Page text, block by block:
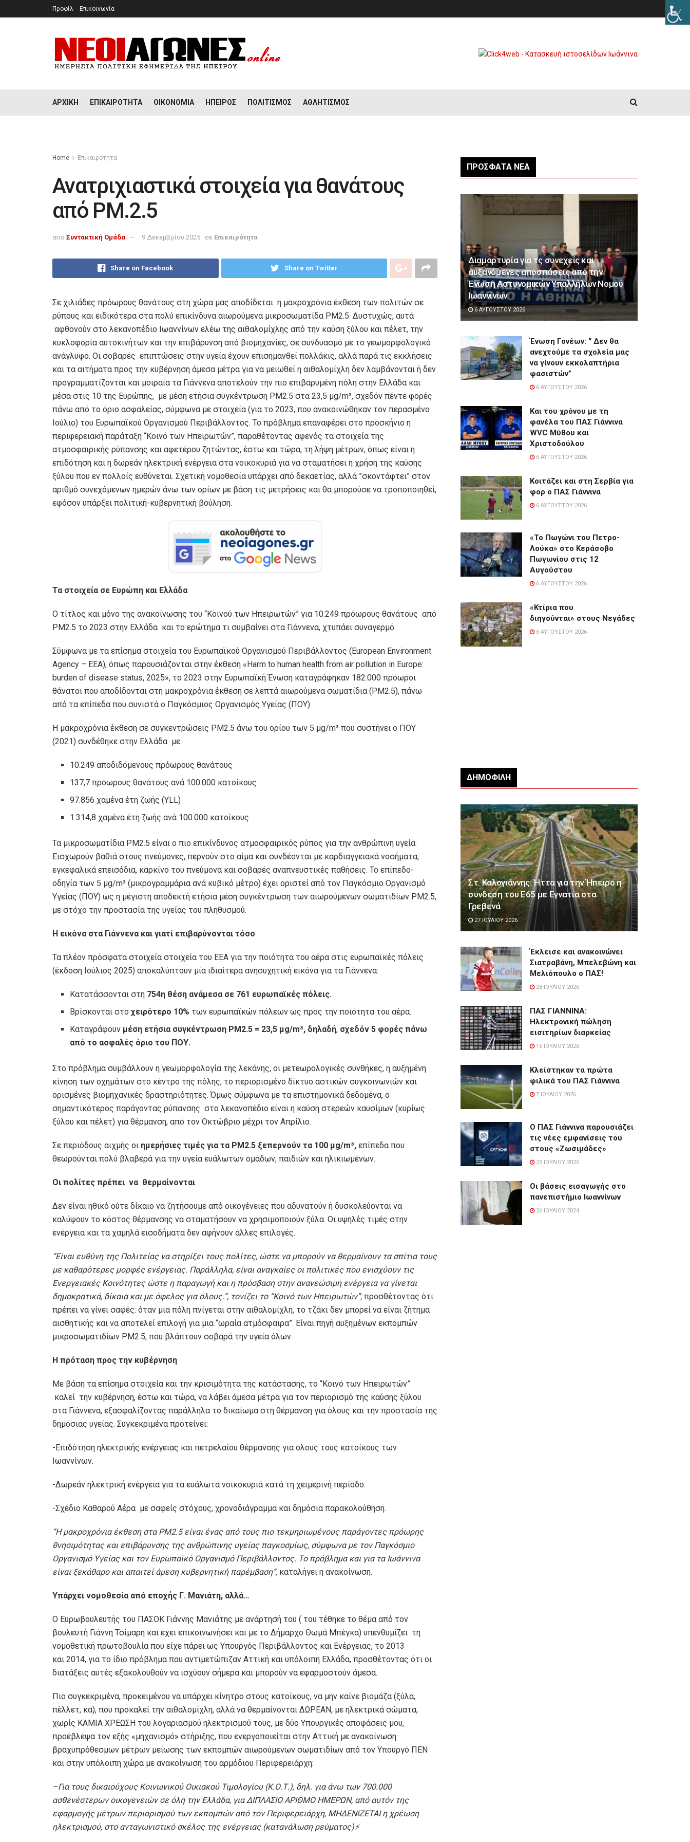
Προφίλ Επικοινωνία
ΑΡΧΙΚΉ ΕΠΙΚΑΙΡΌΤΗΤΑ ΟΙΚΟΝΟΜΊΑ ΉΠΕΙΡΟΣ ΠΟΛΙΤΙΣΜΌΣ ΑΘΛΗΤΙΣΜΌΣ
Home Επικαιρότητα
Ανατριχιαστικά στοιχεία για θανάτους
από PM.2.5
από Συντακτική Ομάδα 9 Δεκεμβρίου 2025 σε Επικαιρότητα
Share on Facebook Share on Twitter
Σε χιλιάδες πρόωρους θανάτους στη χώρα μας αποδίδεται η μακροχρόνια έκθεση των πολιτών σε
ρύπους και ειδικότερα στα πολύ επικίνδυνα αιωρούμενα μικροσωματίδα PM2.5. Δυστυχώς, αυτά
αφθονούν στο λεκανοπέδιο Ιωαννίνων ελέω της αιθαλομίχλης από την καύση ξύλου και πέλετ, την
κυκλοφορία αυτοκινήτων και την επιβάρυνση από βιομηχανίες, σε συνδυασμό με το γεωμορφολογικό
ανάγλυφο. Οι σοβαρές επιπτώσεις στην υγεία έχουν επισημανθεί πολλάκις, αλλά παρά τις εκκλήσεις
και τα αιτήματα προς την κυβέρνηση άμεσα μέτρα για να μειωθεί η αιθαλομίχλη δεν λαμβάνονται ή δεν
προγραμματίζονται και μοιραία τα Γιάννενα αποτελούν την πιο επιβαρυμένη πόλη στην Ελλάδα και
μέσα στις 10 της Ευρώπης, με μέση ετήσια συγκέντρωση PM2.5 στα 23,5 μg/m³, σχεδόν πέντε φορές
πάνω από το όριο ασφαλείας, σύμφωνα με στοιχεία (για το 2023, που ανακοινώθηκαν τον περασμένο
Ιούλιο) του Ευρωπαϊκού Οργανισμού Περιβάλλοντος. Το πρόβλημα επαναφέρει στο προσκήνιο η
περιφερειακή παράταξη “Κοινό των Ηπειρωτών”, παραθέτοντας αφενός τα στοιχεία της
ατμοσφαιρικής ρύπανσης και αφετέρου ζητώντας, έστω και τώρα, τη λήψη μέτρων, όπως είναι η
επιδότηση και η δωρεάν ηλεκτρική ενέργεια στα νοικοκυριά για να σταματήσει η χρήση της καύσης
ξύλου που εν πολλοίς ευθύνεται. Σχετική νομοθεσία υπάρχει από δεκαετίας, αλλά ”σκοντάφτει” στον
αριθμό συνεχόμενων ημερών άνω των ορίων με βάση τις μετρήσεις και θα μπορούσε να τροποποιηθεί,
εφόσον υπάρξει πολιτική-κυβερνητική βούληση.
Τα στοιχεία σε Ευρώπη και Ελλάδα
Ο τίτλος και μόνο της ανακοίνωσης του “Κοινού των Ηπειρωτών” για 10.249 πρόωρους θανάτους από
PM2.5 το 2023 στην Ελλάδα και το ερώτημα τι συμβαίνει στα Γιάννενα, χτυπάει συναγερμό.
Σύμφωνα με τα επίσημα στοιχεία του Ευρωπαϊκού Οργανισμού Περιβάλλοντος (European Environment
Agency – EEA), όπως παρουσιάζονται στην έκθεση «Harm to human health from air pollution in Europe:
burden of disease status, 2025», το 2023 στην Ευρωπαϊκή Ένωση καταγράφηκαν 182.000 πρόωροι
θάνατοι που αποδίδονται στη μακροχρόνια έκθεση σε λεπτά αιωρούμενα σωματίδια (PM2.5), πάνω
από τα επίπεδα που συνιστά ο Παγκόσμιος Οργανισμός Υγείας (ΠΟΥ).
Η μακροχρόνια έκθεση σε συγκεντρώσεις PM2.5 άνω του ορίου των 5 μg/m³ που συστήνει ο ΠΟΥ
(2021) συνδέθηκε στην Ελλάδα με:
10.249 αποδιδόμενους πρόωρους θανάτους
137,7 πρόωρους θανάτους ανά 100.000 κατοίκους
97.856 χαμένα έτη ζωής (YLL)
1.314,8 χαμένα έτη ζωής ανά 100.000 κατοίκους
Τα μικροσωματίδια PM2.5 είναι ο πιο επικίνδυνος ατμοσφαιρικός ρύπος για την ανθρώπινη υγεία.
Εισχωρούν βαθιά στους πνεύμονες, περνούν στο αίμα και συνδέονται με καρδιαγγειακά νοσήματα,
εγκεφαλικά επεισόδια, καρκίνο του πνεύμονα και σοβαρές αναπνευστικές παθήσεις. Το επίπεδο-
οδηγία των 5 μg/m³ (μικρογραμμάρια ανά κυβικό μέτρο) έχει οριστεί από τον Παγκόσμιο Οργανισμό
Υγείας (ΠΟΥ) ως η μέγιστη αποδεκτή ετήσια μέση συγκέντρωση των αιωρούμενων σωματιδίων PM2.5,
με στόχο την προστασία της υγείας του πληθυσμού.
Η εικόνα στα Γιάννενα και γιατί επιβαρύνονται τόσο
Τα πλέον πρόσφατα στοιχεία στοιχεία του EEA για την ποιότητα του αέρα στις ευρωπαϊκές πόλεις
(έκδοση Ιούλιος 2025) αποκαλύπτουν μία ιδιαίτερα ανησυχητική εικόνα για τα Γιάννενα:
Κατατάσσονται στη 754η θέση ανάμεσα σε 761 ευρωπαϊκές πόλεις.
Βρίσκονται στοχειρότερο 10% των ευρωπαϊκών πόλεων ως προς την ποιότητα του αέρα.
Καταγράφουν μέση ετήσια συγκέντρωση PM2.5 = 23,5 μg/m³, δηλαδή, σχεδόν 5 φορές πάνω
από το ασφαλές όριο του ΠΟΥ.
Στο πρόβλημα συμβάλλουν η γεωμορφολογία της λεκάνης, οι μετεωρολογικές συνθήκες, η αυξημένη
κίνηση των οχημάτων στο κέντρο της πόλης, το περιορισμένο δίκτυο αστικών συγκοινωνιών και
ορισμένες βιομηχανικές δραστηριότητες. Όμως σύμφωνα με τα επιστημονικά δεδομένα, ο
σημαντικότερος παράγοντας ρύπανσης στο λεκανοπέδιο είναι η καύση στερεών καυσίμων (κυρίως
ξύλου και πέλετ) για θέρμανση, από τον Οκτώβριο μέχρι τον Απρίλιο.
Σε περιόδους αιχμής οι ημερήσιες τιμές για τα PM2.5 ξεπερνούν τα 100 μg/m³, επίπεδα που
θεωρούνται πολύ βλαβερά για την υγεία ευάλωτων ομάδων, παιδιών και ηλικιωμένων.
Οι πολίτες πρέπει να θερμαίνονται
Δεν είναι ηθικό ούτε δίκαιο να ζητήσουμε από οικογένειες που αδυνατούν ή δυσκολεύονται να
καλύψουν το κόστος θέρμανσης να σταματήσουν να χρησιμοποιούν ξύλα. Οι υψηλές τιμές στην
ενέργεια και τα χαμηλά εισοδήματα δεν αφήνουν άλλες επιλογές.
“Είναι ευθύνη της Πολιτείας να στηρίξει τους πολίτες, ώστε να μπορούν να θερμαίνουν τα σπίτια τους
με καθαρότερες μορφές ενέργειας. Παράλληλα, είναι αναγκαίες οι πολιτικές που ενισχύουν τις
Ενεργειακές Κοινότητες ώστε η παραγωγή και η πρόσβαση στην ανανεώσιμη ενέργεια να γίνεται
δημοκρατικά, δίκαια και με όφελος για όλους.”, τονίζει το “Κοινό των Ηπειρωτών”, προσθέτοντας ότι
πρέπει να γίνει σαφές: όταν μια πόλη πνίγεται στην αιθαλομίχλη, το τζάκι δεν μπορεί να είναι ζήτημα
αισθητικής και να αποτελεί επιλογή για μια “ωραία ατμόσφαιρα”. Είναι πηγή αυξημένων εκπομπών
μικροσωματιδίων PM2.5, που βλάπτουν σοβαρά την υγεία όλων.
Η πρόταση προς την κυβέρνηση
Με βάση τα επίσημα στοιχεία και την κρισιμότητα της κατάστασης, το “Κοινό των Ηπειρωτών”
καλεί την κυβέρνηση, έστω και τώρα, να λάβει άμεσα μέτρα για τον περιορισμό της καύσης ξύλου
στα Γιάννενα, εξασφαλίζοντας παράλληλα το δικαίωμα στη θέρμανση για όλους και την προστασία της
δημόσιας υγείας. Συγκεκριμένα προτείνει:
-Επιδότηση ηλεκτρικής ενέργειας και πετρελαίου θέρμανσης για όλους τους κατοίκους των
Ιωαννίνων.
-Δωρεάν ηλεκτρική ενέργεια για τα ευάλωτα νοικοκυριά κατά τη χειμερινή περίοδο.
-Σχέδιο Καθαρού Αέρα με σαφείς στόχους, χρονοδιάγραμμα και δημόσια παρακολούθηση.
“Η μακροχρόνια έκθεση στα PM2.5 είναι ένας από τους πιο τεκμηριωμένους παράγοντες πρόωρης
θνησιμότητας και επιβάρυνσης της ανθρώπινης υγείας παγκοσμίως, σύμφωνα με τον Παγκόσμιο
Οργανισμό Υγείας και τον Ευρωπαϊκό Οργανισμό Περιβάλλοντος. Το πρόβλημα και για τα Ιωάννινα
είναι ξεκάθαρο και απαιτεί άμεση κυβερνητική παρέμβαση”, καταλήγει η ανακοίνωση.
Υπάρχει νομοθεσία από εποχής Γ. Μανιάτη, αλλά…
Ο Ευρωβουλευτής του ΠΑΣΟΚ Γιάννης Μανιάτης με ανάρτησή του ( του τέθηκε το θέμα από τον
βουλευτή Γιάννη Τσίμαρη και έχει επικοινωνήσει και με το Δήμαρχο Θωμά Μπέγκα) υπενθυμίζει τη
νομοθετική πρωτοβουλία που είχε πάρει ως Υπουργός Περιβάλλοντος και Ενέργειας, το 2013
και 2014, για το ίδιο πρόβλημα που αντιμετώπιζαν Αττική και υπόλοιπη Ελλάδα, προσθέτοντας ότι οι
διατάξεις αυτές εξακολουθούν να ισχύουν σήμερα και μπορούν να εφαρμοστούν άμεσα.
Πιο συγκεκριμένα, προκειμένου να υπάρχει κίνητρο στους κατοίκους, να μην καίνε βιομάζα (ξύλα,
πέλλετ, κα), που προκαλεί την αιθαλομίχλη, αλλά να θερμαίνονται ΔΩΡΕΑΝ, με ηλεκτρικά σώματα,
χωρίς ΚΑΜΙΑ ΧΡΕΩΣΗ του λογαριασμού ηλεκτρισμού τους, με δύο Υπουργικές αποφάσεις μου,
προέβλεψα τον εξής «μηχανισμό» στήριξης, που ενεργοποιείται στην Αττική με ανακοίνωση
βραχυπρόθεσμων μέτρων μείωσης των εκπομπών αιωρούμενων σωματιδίων από τον Υπουργό ΠΕΝ
και στην υπόλοιπη χώρα με ανακοίνωση του αρμόδιου Περιφερειάρχη:
–Για τους δικαιούχους Κοινωνικού Οικιακού Τιμολογίου (Κ.Ο.Τ.), δηλ. για άνω των 700.000
ασθενέστερων οικογενειών σε όλη την Ελλάδα, για ΔΙΠΛΑΣΙΟ ΑΡΙΘΜΟ ΗΜΕΡΩΝ, από αυτόν της
εφαρμογής μέτρων περιορισμού των εκπομπών από τον Περιφερειάρχη, ΜΗΔΕΝΙΖΕΤΑΙ η χρέωση
ηλεκτρισμού, στο ανταγωνιστικό σκέλος της ενέργειας (κατανάλωση ρεύματος)⚡
ΠΡΌΣΦΑΤΑ ΝΈΑ
Διαμαρτυρία για τς συνεχείς και
αυξανόμενες αποσπάσεις από την
Ένωση Αστυνομικών Υπαλλήλων Νομού
Ιωαννίνων
6 ΑΥΓΟΎΣΤΟΥ 2026
Ένωση Γονέων: “ Δεν θα
ανεχτούμε τα σχολεία μας
να γίνουν εκκολαπτήρια
φασιστών”
6 ΑΥΓΟΎΣΤΟΥ 2026
Και του χρόνου με τη
φανέλα του ΠΑΣ Γιάννινα
WVC Μύθου και
Χριστοδούλου
6 ΑΥΓΟΎΣΤΟΥ 2026
Κοιτάζει και στη Σερβία για
φορ ο ΠΑΣ Γιάννινα
6 ΑΥΓΟΎΣΤΟΥ 2026
«Το Πωγώνι του Πετρο-
Λούκα» στο Κεράσοβο
Πωγωνίου στις 12
Αυγούστου
6 ΑΥΓΟΎΣΤΟΥ 2026
«Κτίρια που
διηγούνται» στους Νεγάδες
6 ΑΥΓΟΎΣΤΟΥ 2026
ΔΗΜΟΦΙΛΉ
Στ. Καλογιάννης: Ήττα για την Ήπειρο η
σύνδεση του Ε65 με Εγνατία στα
Γρεβενά
27 ΙΟΥΛΊΟΥ 2026
Έκλεισε και ανακοινώνει
Σιατραβάνη, Μπελεβώνη και
Μελιόπουλο ο ΠΑΣ!
28 ΙΟΥΛΊΟΥ 2026
ΠΑΣ ΓΙΑΝΝΙΝΑ:
Hλεκτρονική πώληση
εισιτηρίων διαρκείας
16 ΙΟΥΛΊΟΥ 2026
Κλείστηκαν τα πρώτα
φιλικά του ΠΑΣ Γιάννινα
7 ΙΟΥΛΊΟΥ 2026
Ο ΠΑΣ Γιάννινα παρουσιάζει
τις νέες εμφανίσεις του
στους «Ζωσιμάδες»
29 ΙΟΥΛΊΟΥ 2026
Οι βάσεις εισαγωγής στο
πανεπιστήμιο Ιωαννίνων
26 ΙΟΥΛΊΟΥ 2024